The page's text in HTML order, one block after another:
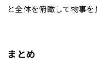
と全体を俯瞰して物事を
まとめ